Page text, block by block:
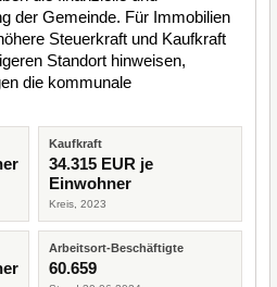
der Gemeinde. Für Immobilien
Steuerkraft und Kaufkraft
Standort hinweisen,
die kommunale
Kaufkraft
34.315 EUR je
Einwohner
Kreis, 2023
Arbeitsort-Beschäftigte
60.659